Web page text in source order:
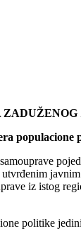
iz istog
politike